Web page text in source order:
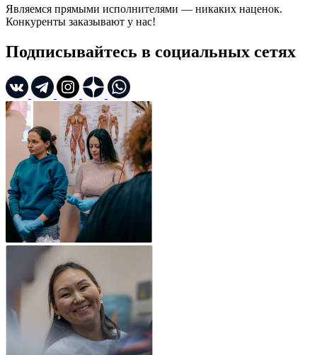
Являемся прямыми исполнителями — никаких наценок.
Конкуренты заказывают у нас!
Подписывайтесь в социальных сетях